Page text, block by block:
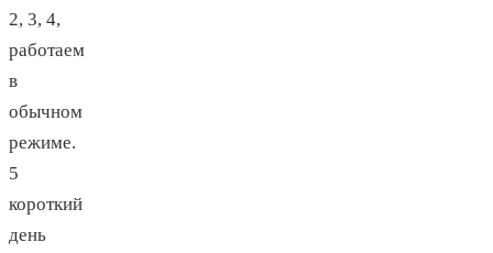
2, 3, 4,
работаем
в
обычном
режиме.
5
короткий
день